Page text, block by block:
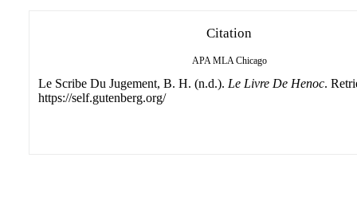
Citation
APA MLA Chicago
Le Scribe Du Jugement, B. H. (n.d.). Le Livre De Henoc.
https://self.gutenberg.org/